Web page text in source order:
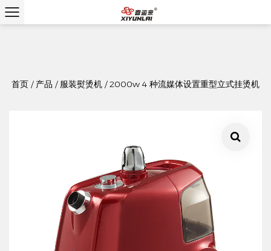
首页 / 产品 / 服装熨烫机 /2000w 4 种流媒体设置重型立式挂烫机